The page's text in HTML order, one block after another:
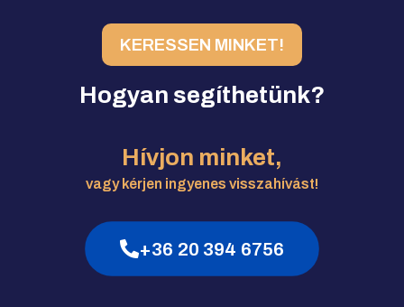
KERESSEN MINKET!
Hogyan segíthetünk?
Hívjon minket,
vagy kérjen ingyenes visszahívást!
+36 20 394 6756